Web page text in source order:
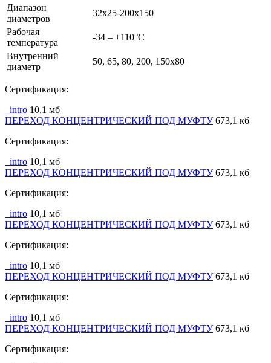
Диапазон
диаметров
32x25-200x150
Рабочая
температура
-34 – +110°С
Внутренний
диаметр
50, 65, 80, 200, 150x80
Сертификация:
_intro 10,1 мб
ПЕРЕХОД КОНЦЕНТРИЧЕСКИЙ ПОД МУФТУ 673,1 кб
Сертификация:
_intro 10,1 мб
ПЕРЕХОД КОНЦЕНТРИЧЕСКИЙ ПОД МУФТУ 673,1 кб
Сертификация:
_intro 10,1 мб
ПЕРЕХОД КОНЦЕНТРИЧЕСКИЙ ПОД МУФТУ 673,1 кб
Сертификация:
_intro 10,1 мб
ПЕРЕХОД КОНЦЕНТРИЧЕСКИЙ ПОД МУФТУ 673,1 кб
Сертификация:
_intro 10,1 мб
ПЕРЕХОД КОНЦЕНТРИЧЕСКИЙ ПОД МУФТУ 673,1 кб
Сертификация: